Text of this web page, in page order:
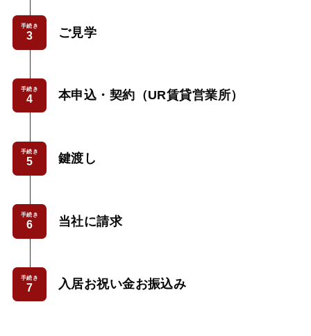
手続き ご見学
手続き 本申込・契約（UR賃貸営業所）
手続き 鍵渡し
手続き 当社に請求
手続き 入居お祝い金お振込み